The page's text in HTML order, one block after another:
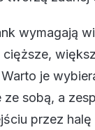
wymagają
je
sobą, a
przez